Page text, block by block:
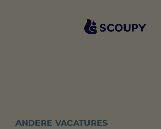
ANDERE VACATURES